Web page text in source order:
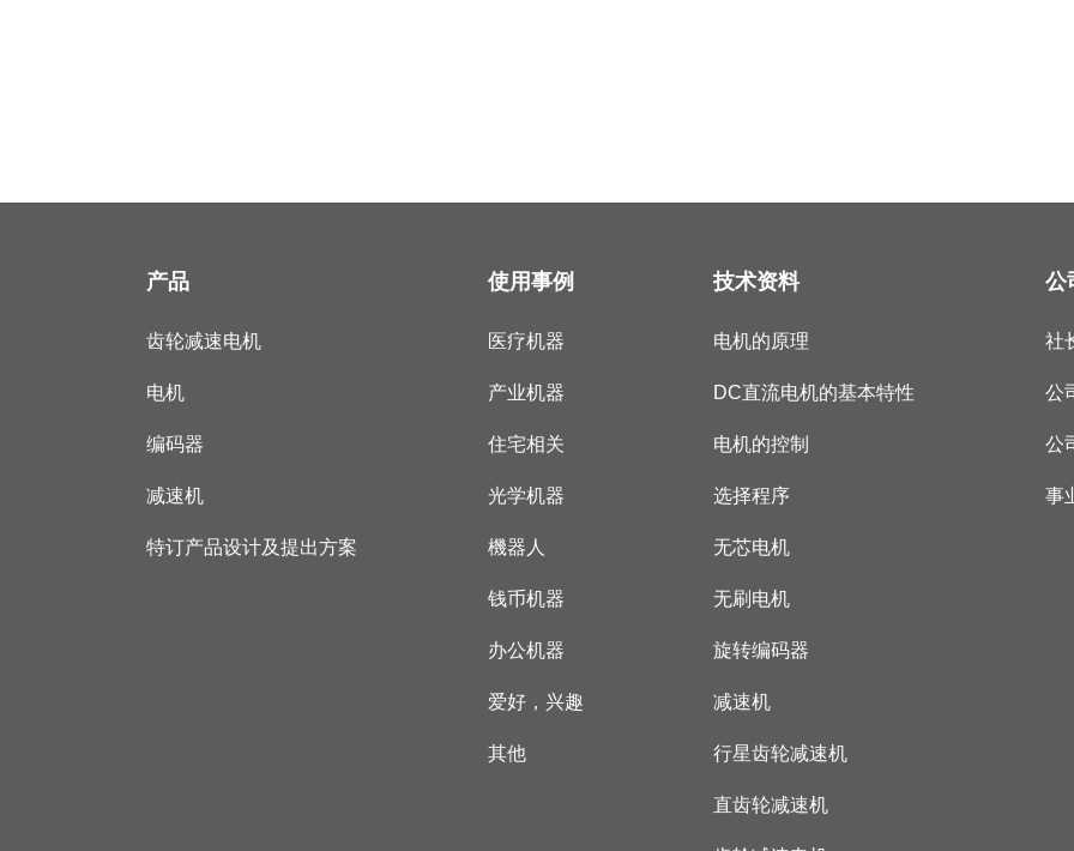
产品
齿轮减速电机
电机
编码器
减速机
特订产品设计及提出方案
使用事例
医疗机器
产业机器
住宅相关
光学机器
機器人
钱币机器
办公机器
爱好，兴趣
其他
技术资料
电机的原理
DC直流电机的基本特性
电机的控制
选择程序
无芯电机
无刷电机
旋转编码器
减速机
行星齿轮减速机
直齿轮减速机
公
社
公
公
事